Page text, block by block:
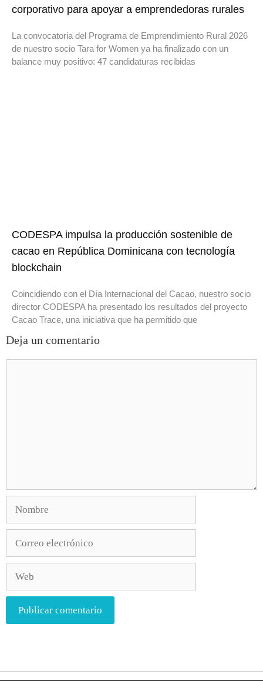
corporativo para apoyar a emprendedoras rurales
La convocatoria del Programa de Emprendimiento Rural 2026
de nuestro socio Tara for Women ya ha finalizado con un
balance muy positivo: 47 candidaturas recibidas
CODESPA impulsa la producción sostenible de
cacao en República Dominicana con tecnología
blockchain
Coincidiendo con el Día Internacional del Cacao, nuestro socio
director CODESPA ha presentado los resultados del proyecto
Cacao Trace, una iniciativa que ha permitido que
Deja un comentario